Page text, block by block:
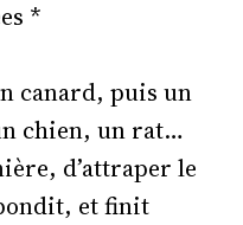
*
canard, puis un
chien, un rat…
d’attraper le
et finit